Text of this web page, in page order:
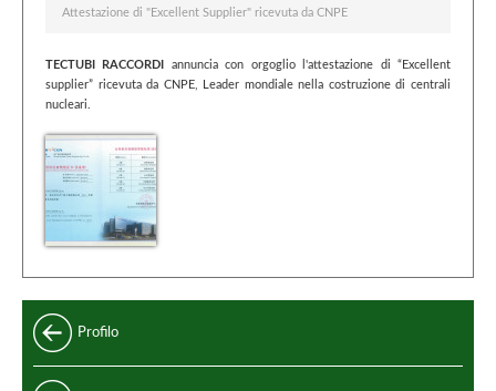
Attestazione di "Excellent Supplier" ricevuta da CNPE
TECTUBI RACCORDI
annuncia con orgoglio l'attestazione di “Excellent
supplier” ricevuta da CNPE, Leader mondiale nella costruzione di centrali
nucleari.
Profilo